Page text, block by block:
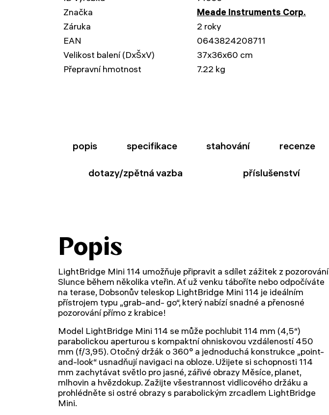
Značka
Meade Instruments Corp.
Záruka
2 roky
EAN
0643824208711
Velikost balení (DxŠxV)
37x36x60 cm
Přepravní hmotnost
7.22 kg
popis specifikace stahování recenze
dotazy/zpětná vazba příslušenství
Popis
LightBridge Mini 114 umožňuje připravit a sdílet zážitek z pozorování
Slunce během několika vteřin. Ať už venku táboříte nebo odpočíváte
na terase, Dobsonův teleskop LightBridge Mini 114 je ideálním
přístrojem typu „grab-and- go“, který nabízí snadné a přenosné
pozorování přímo z krabice!
Model LightBridge Mini 114 se může pochlubit 114 mm (4,5“)
parabolickou aperturou s kompaktní ohniskovou vzdáleností 450
mm (f/3,95). Otočný držák o 360° a jednoduchá konstrukce „point-
and-look“ usnadňují navigaci na obloze. Užijete si schopnosti 114
mm zachytávat světlo pro jasné, zářivé obrazy Měsíce, planet,
mlhovin a hvězdokup. Zažijte všestrannost vidlicového držáku a
prohlédněte si ostré obrazy s parabolickým zrcadlem LightBridge
Mini.